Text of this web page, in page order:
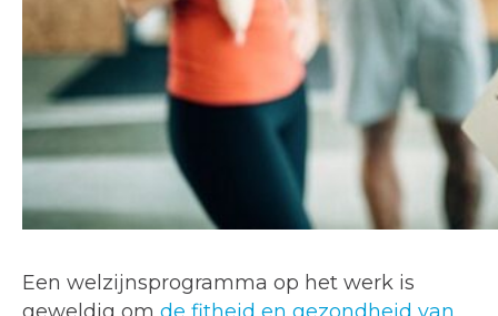
Een welzijnsprogramma op het werk is